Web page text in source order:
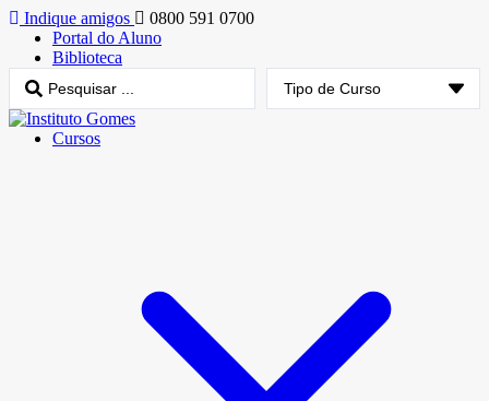
Indique amigos
0800 591 0700
Portal do Aluno
Biblioteca
Cursos